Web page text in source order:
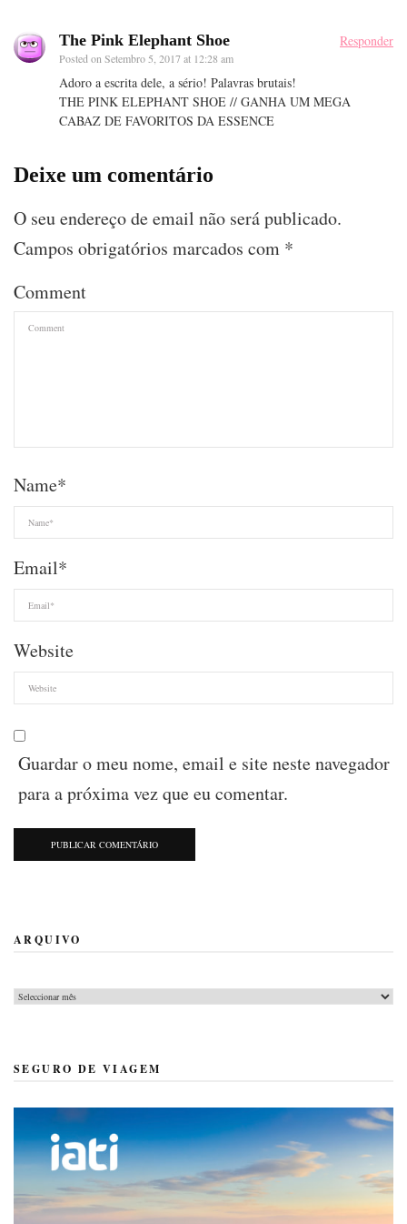
The Pink Elephant Shoe
Posted on Setembro 5, 2017 at 12:28 am
Responder
Adoro a escrita dele, a sério! Palavras brutais!
THE PINK ELEPHANT SHOE // GANHA UM MEGA
CABAZ DE FAVORITOS DA ESSENCE
Deixe um comentário
O seu endereço de email não será publicado.
Campos obrigatórios marcados com *
Comment
Name*
Email*
Website
Guardar o meu nome, email e site neste navegador
para a próxima vez que eu comentar.
ARQUIVO
Arquivo
SEGURO DE VIAGEM